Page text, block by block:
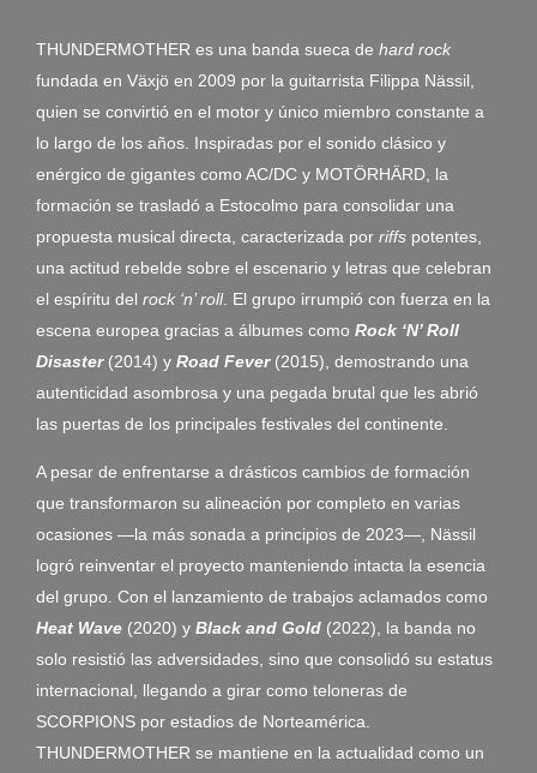
THUNDERMOTHER es una banda sueca de hard rock
fundada en Växjö en 2009 por la guitarrista Filippa Nässil,
quien se convirtió en el motor y único miembro constante a
lo largo de los años. Inspiradas por el sonido clásico y
enérgico de gigantes como AC/DC y MOTÖRHÄRD, la
formación se trasladó a Estocolmo para consolidar una
propuesta musical directa, caracterizada por riffs potentes,
una actitud rebelde sobre el escenario y letras que celebran
el espíritu del rock ‘n’ roll. El grupo irrumpió con fuerza en la
escena europea gracias a álbumes como Rock ‘N’ Roll
Disaster(2014) y Road Fever(2015), demostrando una
autenticidad asombrosa y una pegada brutal que les abrió
las puertas de los principales festivales del continente.
A pesar de enfrentarse a drásticos cambios de formación
que transformaron su alineación por completo en varias
ocasiones —la más sonada a principios de 2023—, Nässil
logró reinventar el proyecto manteniendo intacta la esencia
del grupo. Con el lanzamiento de trabajos aclamados como
Heat Wave (2020) y Black and Gold (2022), la banda no
solo resistió las adversidades, sino que consolidó su estatus
internacional, llegando a girar como teloneras de
SCORPIONS por estadios de Norteamérica.
THUNDERMOTHER se mantiene en la actualidad como un